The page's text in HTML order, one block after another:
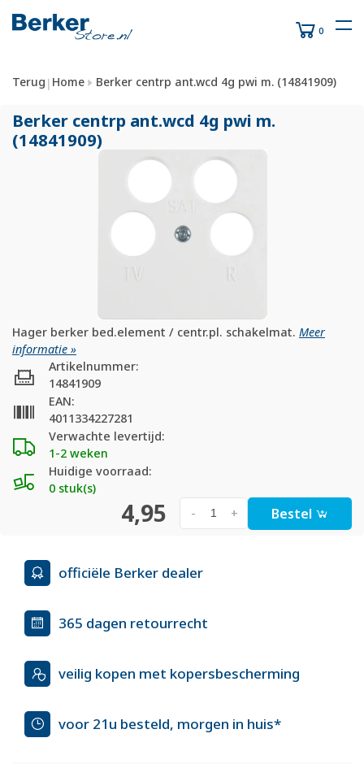
0
Terug | Home Berker centrp ant.wcd 4g pwi m. (14841909)
Berker centrp ant.wcd 4g pwi m.
(14841909)
Hager berker bed.element / centr.pl. schakelmat. Meer
informatie »
Verwachte levertijd:
1-2 weken
Huidige voorraad:
0 stuk(s)
Artikelnummer:
14841909
EAN:
4011334227281
4,95 +
- Bestel
officiële Berker dealer
365 dagen retourrecht
veilig kopen met kopersbescherming
voor 21u besteld, morgen in huis*